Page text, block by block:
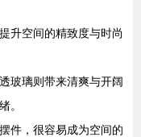
升空间的精致度与时尚
玻璃则带来清爽与开阔
。
件，很容易成为空间的